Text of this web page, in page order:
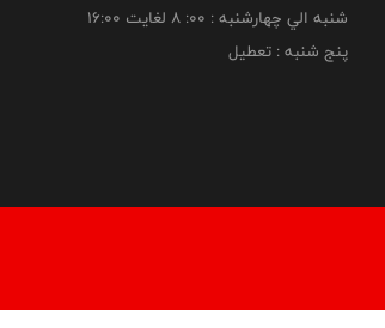
شنبه الي چهارشنبه : 00: 8 لغايت 16:00
پنج شنبه : تعطیل